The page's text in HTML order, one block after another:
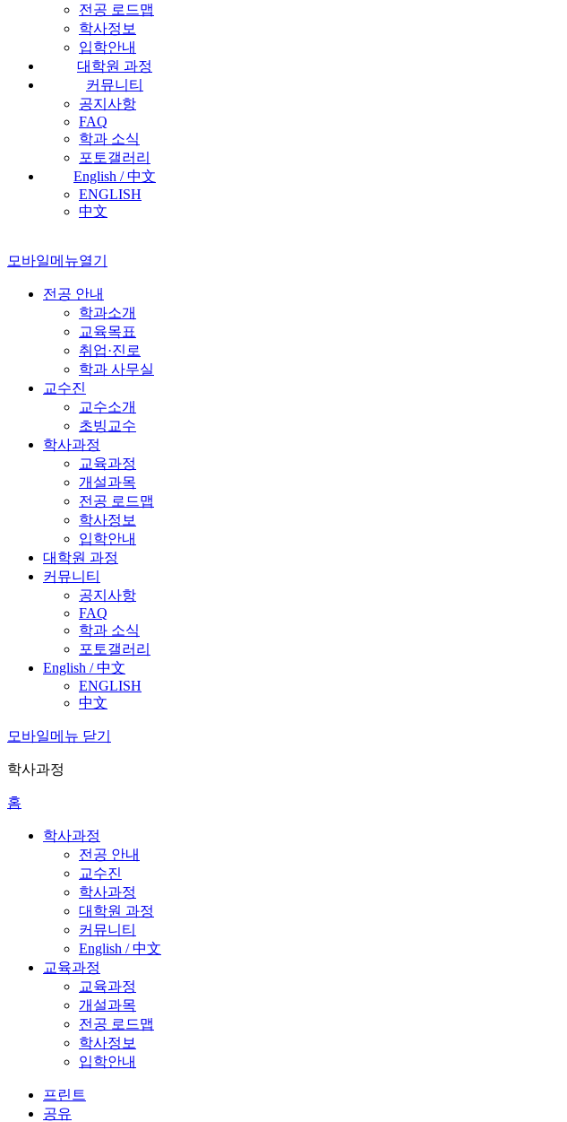
전공 로드맵
학사정보
입학안내
대학원 과정
커뮤니티
공지사항
FAQ
학과 소식
포토갤러리
English / 中文
ENGLISH
中文
모바일메뉴열기
전공 안내
학과소개
교육목표
취업·진로
학과 사무실
교수진
교수소개
초빙교수
학사과정
교육과정
개설과목
전공 로드맵
학사정보
입학안내
대학원 과정
커뮤니티
공지사항
FAQ
학과 소식
포토갤러리
English / 中文
ENGLISH
中文
모바일메뉴 닫기
학사과정
홈
학사과정
전공 안내
교수진
학사과정
대학원 과정
커뮤니티
English / 中文
교육과정
교육과정
개설과목
전공 로드맵
학사정보
입학안내
프린트
공유